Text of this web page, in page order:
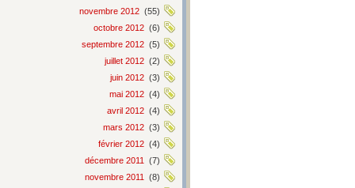
novembre 2012 (55)
octobre 2012 (6)
septembre 2012 (5)
juillet 2012 (2)
juin 2012 (3)
mai 2012 (4)
avril 2012 (4)
mars 2012 (3)
février 2012 (4)
décembre 2011
(7)
novembre 2011
(8)